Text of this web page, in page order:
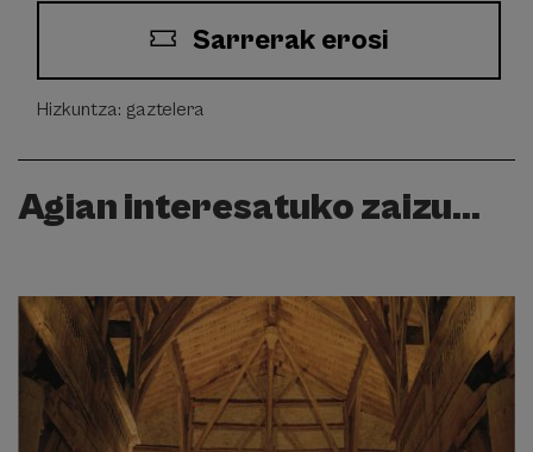
Sarrerak erosi
Hizkuntza: gaztelera
Agian interesatuko zaizu...